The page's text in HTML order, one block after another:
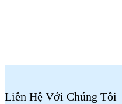
Liên Hệ Với Chúng Tôi